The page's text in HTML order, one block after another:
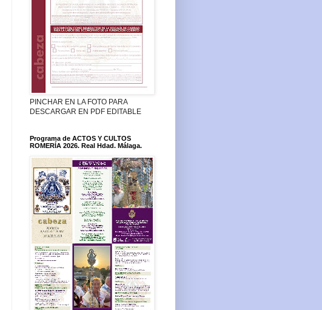
PINCHAR EN LA FOTO PARA
DESCARGAR EN PDF EDITABLE
Programa de ACTOS Y CULTOS
ROMERÍA 2026. Real Hdad. Málaga.